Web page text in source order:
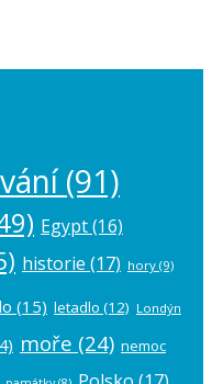
(91)
Egypt(16)
historie (17) hory (9)
(15) letadlo (12) Londýn
moře (24) nemoc